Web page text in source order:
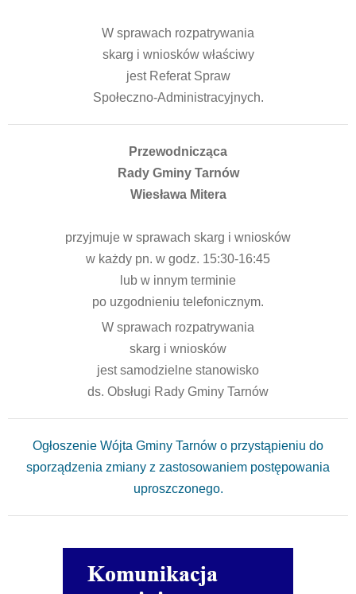
W sprawach rozpatrywania
skarg i wniosków właściwy
jest Referat Spraw
Społeczno-Administracyjnych.
Przewodnicząca
Rady Gminy Tarnów
Wiesława Mitera
przyjmuje w sprawach skarg i wniosków
w każdy pn. w godz. 15:30-16:45
lub w innym terminie
po uzgodnieniu telefonicznym.
W sprawach rozpatrywania
skarg i wniosków
jest samodzielne stanowisko
ds. Obsługi Rady Gminy Tarnów
Ogłoszenie Wójta Gminy Tarnów o przystąpieniu do
sporządzenia zmiany z zastosowaniem postępowania
uproszczonego.